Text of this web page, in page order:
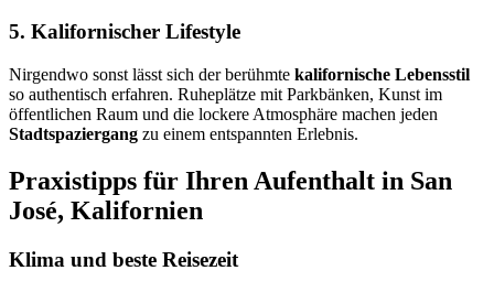
5. Kalifornischer Lifestyle
Nirgendwo sonst lässt sich der berühmte kalifornische Lebensstil
so authentisch erfahren. Ruheplätze mit Parkbänken, Kunst im
öffentlichen Raum und die lockere Atmosphäre machen jeden
Stadtspaziergang zu einem entspannten Erlebnis.
Praxistipps für Ihren Aufenthalt in San
José, Kalifornien
Klima und beste Reisezeit